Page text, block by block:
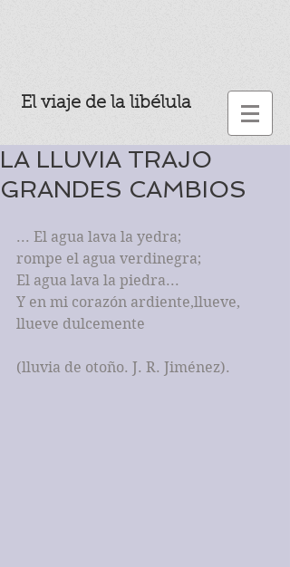
El viaje de la libélula
LA LLUVIA TRAJO
GRANDES CAMBIOS
... El agua lava la yedra;
rompe el agua verdinegra;
El agua lava la piedra...
Y en mi corazón ardiente,llueve,
llueve dulcemente
(lluvia de otoño. J. R. Jiménez).